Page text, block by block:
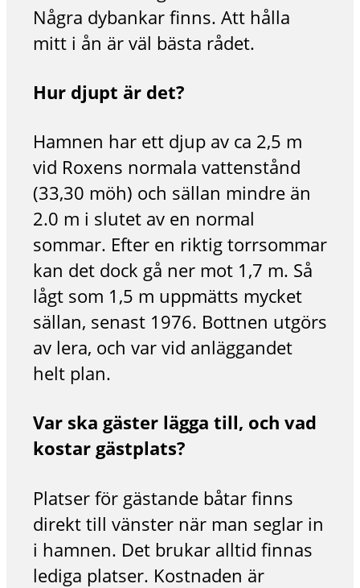
Några dybankar finns. Att hålla
mitt i ån är väl bästa rådet.
Hur djupt är det?
Hamnen har ett djup av ca 2,5 m
vid Roxens normala vattenstånd
(33,30 möh) och sällan mindre än
2.0 m i slutet av en normal
sommar. Efter en riktig torrsommar
kan det dock gå ner mot 1,7 m. Så
lågt som 1,5 m uppmätts mycket
sällan, senast 1976. Bottnen utgörs
av lera, och var vid anläggandet
helt plan.
Var ska gäster lägga till, och vad
kostar gästplats?
Platser för gästande båtar finns
direkt till vänster när man seglar in
i hamnen. Det brukar alltid finnas
lediga platser. Kostnaden är